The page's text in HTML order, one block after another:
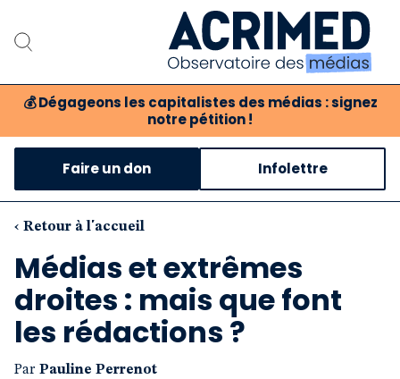
💰 Dégageons les capitalistes des médias : signez
notre pétition !Notre association
Notre critique des médias
Notre revue
Boutique
Faire un don Infolettre
‹ Retour à l'accueil
Médias et extrêmes
droites : mais que font
les rédactions ?
Par Pauline Perrenot